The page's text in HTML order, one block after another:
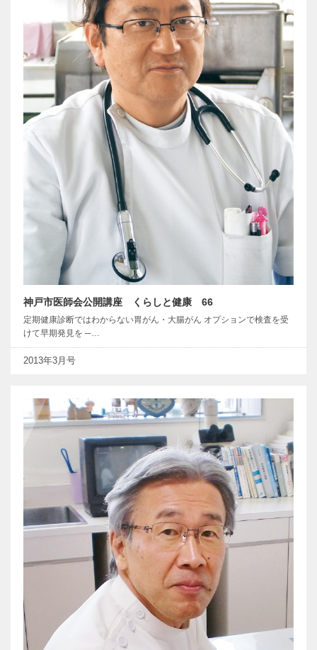
神戸市医師会公開講座 くらしと健康 66
定期健康診断ではわからない胃がん・大腸がん オプションで検査を受
けて早期発見を ─…
2013年3月号